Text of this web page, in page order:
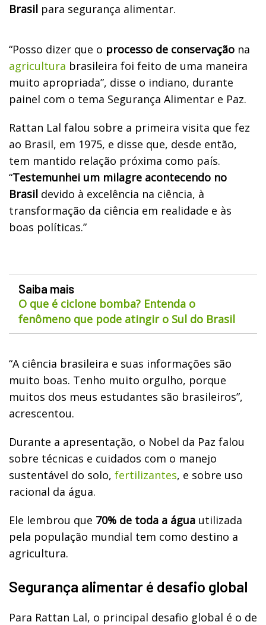
Brasil para segurança alimentar.
“Posso dizer que o processo de conservação na
agricultura brasileira foi feito de uma maneira
muito apropriada”, disse o indiano, durante
painel com o tema Segurança Alimentar e Paz.
Rattan Lal falou sobre a primeira visita que fez
ao Brasil, em 1975, e disse que, desde então,
tem mantido relação próxima como país.
“Testemunhei um milagre acontecendo no
Brasil devido à excelência na ciência, à
transformação da ciência em realidade e às
boas políticas.”
Saiba mais
O que é ciclone bomba? Entenda o
fenômeno que pode atingir o Sul do Brasil
“A ciência brasileira e suas informações são
muito boas. Tenho muito orgulho, porque
muitos dos meus estudantes são brasileiros”,
acrescentou.
Durante a apresentação, o Nobel da Paz falou
sobre técnicas e cuidados com o manejo
sustentável do solo, fertilizantes, e sobre uso
racional da água.
Ele lembrou que 70% de toda a água utilizada
pela população mundial tem como destino a
agricultura.
Segurança alimentar é desafio global
Para Rattan Lal, o principal desafio global é o de